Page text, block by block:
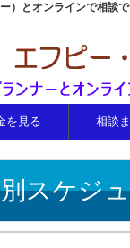
）とオンラインで相談
を見る 相談
スケジ